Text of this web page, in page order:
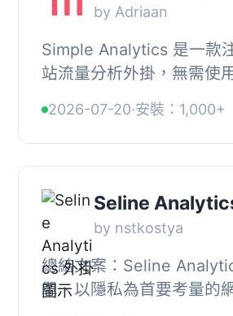
by Adriaan
Simple Analytics 是一款
站流量分析外掛，無需使
範，介面簡潔直覺，可輕
Google Analytics...
2026-07-20·安裝：1,000+
Seline
by nstkostya
總結文案：Seline
單、以隱私為首要考量的